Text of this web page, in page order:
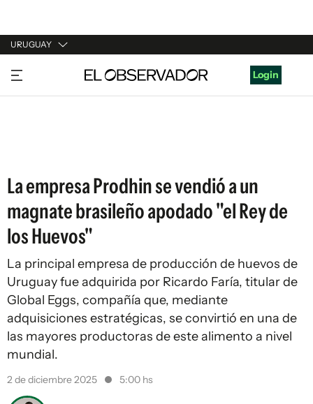
URUGUAY
URUGUAY
ARGENTINA
Login
La empresa Prodhin se vendió a un
magnate brasileño apodado "el Rey de
los Huevos"
La principal empresa de producción de huevos de
Uruguay fue adquirida por Ricardo Faría, titular de
Global Eggs, compañía que, mediante
adquisiciones estratégicas, se convirtió en una de
las mayores productoras de este alimento a nivel
mundial.
2 de diciembre 2025 5:00 hs